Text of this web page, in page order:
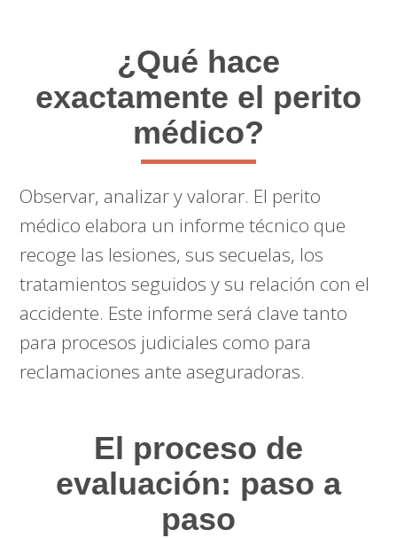
¿Qué hace
exactamente el perito
médico?
Observar, analizar y valorar. El perito
médico elabora un informe técnico que
recoge las lesiones, sus secuelas, los
tratamientos seguidos y su relación con el
accidente. Este informe será clave tanto
para procesos judiciales como para
reclamaciones ante aseguradoras.
El proceso de
evaluación: paso a
paso